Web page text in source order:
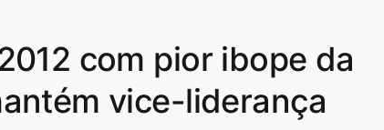
com pior ibope da
vice-liderança